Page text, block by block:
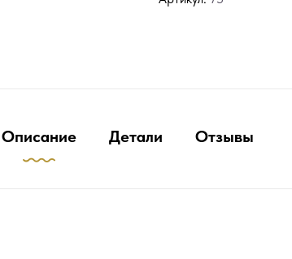
Описание Детали Отзывы